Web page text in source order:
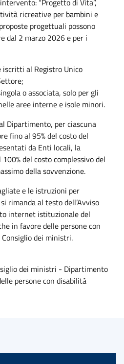
“Progetto di Vita”,
ricreative per bambini e
progettuali possono
dal 2 marzo 2026 e per i
al Registro Unico
o associata, solo per gli
aree interne e isole minori.
Dipartimento, per ciascuna
fino al 95% del costo del
da Enti locali, la
del costo complessivo del
della sovvenzione.
e le istruzioni per
rimanda al testo dell’Avviso
internet istituzionale del
in favore delle persone con
dei ministri.
dei ministri - Dipartimento
persone con disabilità